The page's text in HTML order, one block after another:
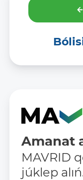
Amanat
MAVRID
júklep